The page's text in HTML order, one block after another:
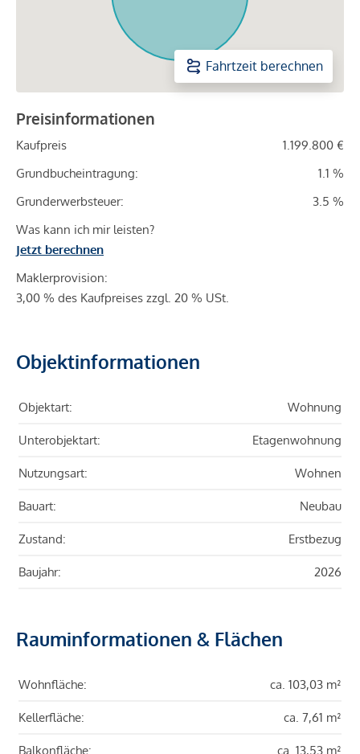
Fahrtzeit berechnen
Preisinformationen
Kaufpreis
1.199.800 €
Grundbucheintragung:
1.1 %
Grunderwerbsteuer:
3.5 %
Was kann ich mir leisten?
Jetzt berechnen
Maklerprovision:
3,00 % des Kaufpreises zzgl. 20 % USt.
Objektinformationen
Objektart: Wohnung
Unterobjektart: Etagenwohnung
Nutzungsart: Wohnen
Bauart: Neubau
Zustand: Erstbezug
Baujahr: 2026
Rauminformationen & Flächen
Wohnfläche: ca. 103,03 m²
Kellerfläche: ca. 7,61 m²
Balkonfläche: ca. 13,53 m²